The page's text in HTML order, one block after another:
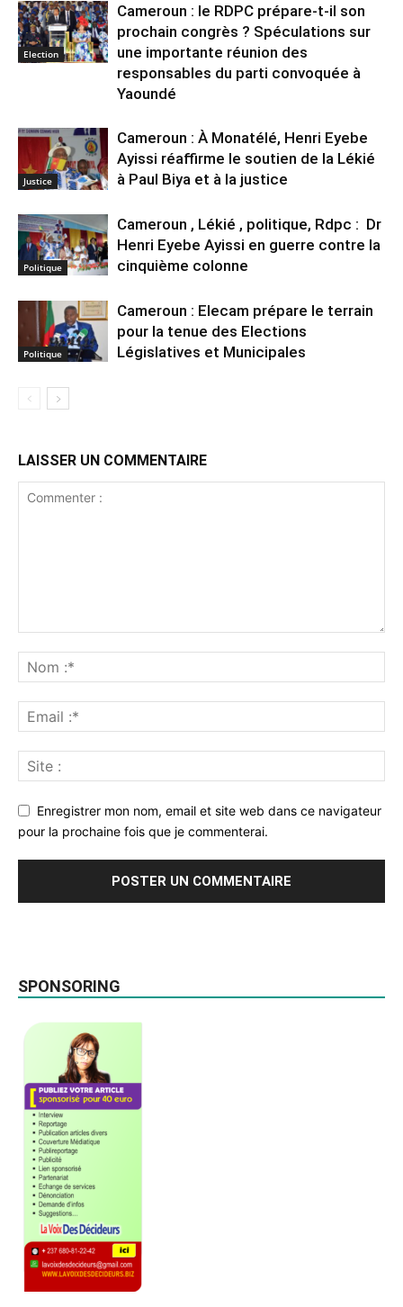
Election
Cameroun : le RDPC prépare-t-il son
prochain congrès ? Spéculations sur
une importante réunion des
responsables du parti convoquée à
Yaoundé
Justice
Cameroun : À Monatélé, Henri Eyebe
Ayissi réaffirme le soutien de la Lékié
à Paul Biya et à la justice
Politique
Cameroun , Lékié , politique, Rdpc : Dr
Henri Eyebe Ayissi en guerre contre la
cinquième colonne
Politique
Cameroun : Elecam prépare le terrain
pour la tenue des Elections
Législatives et Municipales
LAISSER UN COMMENTAIRE
Enregistrer mon nom, email et site web dans ce navigateur
pour la prochaine fois que je commenterai.
SPONSORING